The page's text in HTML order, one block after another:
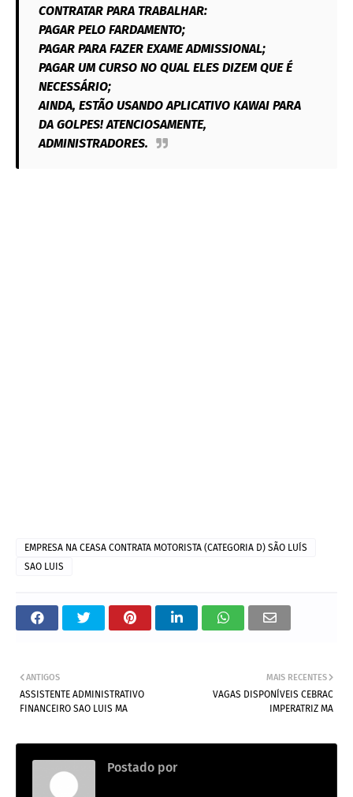
CONTRATAR PARA TRABALHAR:
PAGAR PELO FARDAMENTO;
PAGAR PARA FAZER EXAME ADMISSIONAL;
PAGAR UM CURSO NO QUAL ELES DIZEM QUE É
NECESSÁRIO;
AINDA, ESTÃO USANDO APLICATIVO KAWAI PARA
DA GOLPES! ATENCIOSAMENTE,
ADMINISTRADORES.
EMPRESA NA CEASA CONTRATA MOTORISTA (CATEGORIA D) SÃO LUÍS
SAO LUIS
MAIS RECENTES
VAGAS DISPONÍVEIS CEBRAC
IMPERATRIZ MA
ANTIGOS
ASSISTENTE ADMINISTRATIVO
FINANCEIRO SAO LUIS MA
Postado por